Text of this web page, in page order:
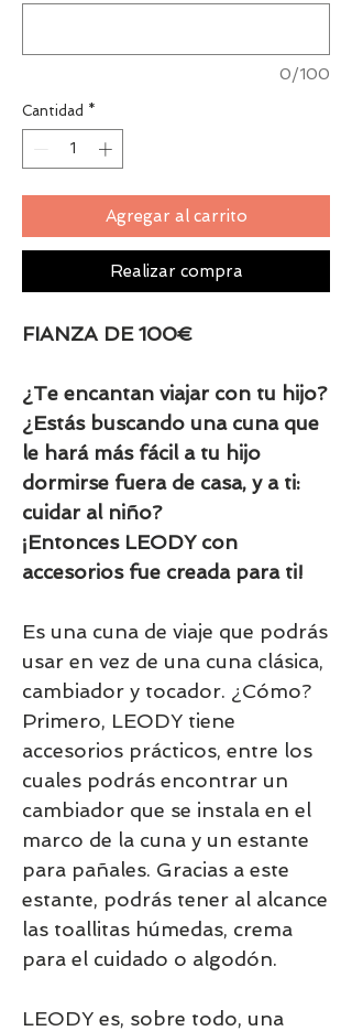
0/100
Cantidad *
Agregar al carrito
Realizar compra
FIANZA DE 100€
¿Te encantan viajar con tu hijo?
¿Estás buscando una cuna que
le hará más fácil a tu hijo
dormirse fuera de casa, y a ti:
cuidar al niño?
¡Entonces LEODY con
accesorios fue creada para ti!
Es una cuna de viaje que podrás
usar en vez de una cuna clásica,
cambiador y tocador. ¿Cómo?
Primero, LEODY tiene
accesorios prácticos, entre los
cuales podrás encontrar un
cambiador que se instala en el
marco de la cuna y un estante
para pañales. Gracias a este
estante, podrás tener al alcance
las toallitas húmedas, crema
para el cuidado o algodón.
LEODY es, sobre todo, una